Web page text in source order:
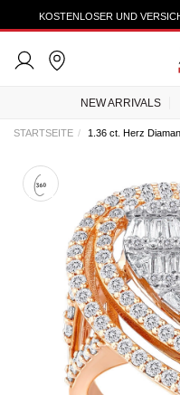
KOSTENLOSER UND
NEW ARRIVALS
STARTSEITE 1.36 ct. Herz